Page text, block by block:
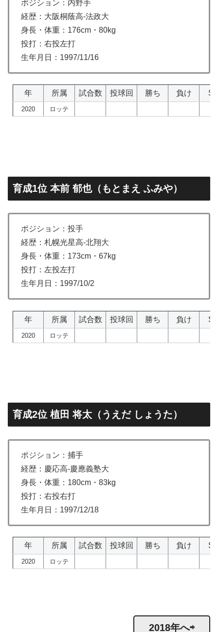
ポジション：内野手
経歴：大阪桐蔭高-法政大
身長・体重：176cm・80kg
投打：右投左打
生年月日：1997/11/16
年 所属 試合数 投球回 勝ち 負け S
2020 ロッテ
育成1位 本前 郁也（もとまえ ふみや）
ポジション：投手
経歴：札幌光星高-北翔大
身長・体重：173cm・67kg
投打：左投左打
生年月日：1997/10/2
年 所属 試合数 投球回 勝ち 負け S
2020 ロッテ
育成2位 植田 将太（うえだ しょうた）
ポジション：捕手
経歴：慶応高-慶應義塾大
身長・体重：180cm・83kg
投打：右投右打
生年月日：1997/12/18
年 所属 試合数 投球回 勝ち 負け S
2020 ロッテ
2018年へ⇨